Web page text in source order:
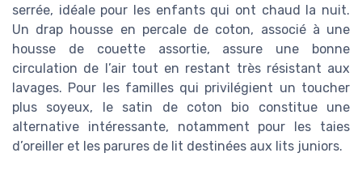
serrée, idéale pour les enfants qui ont chaud la nuit.
Un drap housse en percale de coton, associé à une
housse de couette assortie, assure une bonne
circulation de l’air tout en restant très résistant aux
lavages. Pour les familles qui privilégient un toucher
plus soyeux, le satin de coton bio constitue une
alternative intéressante, notamment pour les taies
d’oreiller et les parures de lit destinées aux lits juniors.